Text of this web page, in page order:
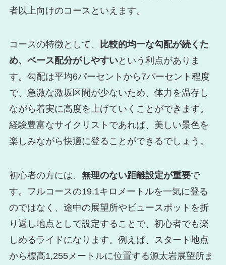
者以上向けのコースといえます。
コースの特徴として、
比較的均一な勾配が続くた
め、ペース配分がしやすいという利点がありま
す。勾配は平均6パーセントから7パーセント程度
で、急激な激坂区間が少ないため、体力を温存し
ながら着実に高度を上げていくことができます。
経験豊富なサイクリストであれば、美しい景色を
楽しみながら快適に登ることができるでしょう。
初心者の方には、 無理のない距離設定が重要で
す。フルコースの19.1キロメートルを一気に登る
のではなく、途中の展望所やビュースポットを折
り返し地点として設定することで、初心者でも楽
しめるライドになります。例えば、スタート地点
から標高1,255メートルに位置する源太岩展望所ま